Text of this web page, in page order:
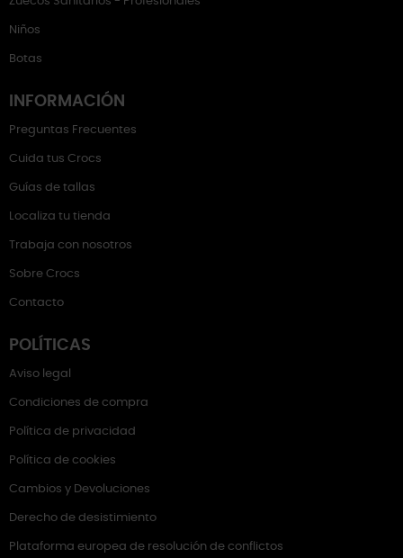
Niños
Botas
INFORMACIÓN
Preguntas Frecuentes
Cuida tus Crocs
Guías de tallas
Localiza tu tienda
Trabaja con nosotros
Sobre Crocs
Contacto
POLÍTICAS
Aviso legal
Condiciones de compra
Política de privacidad
Política de cookies
Cambios y Devoluciones
Derecho de desistimiento
Plataforma europea de resolución de conflictos